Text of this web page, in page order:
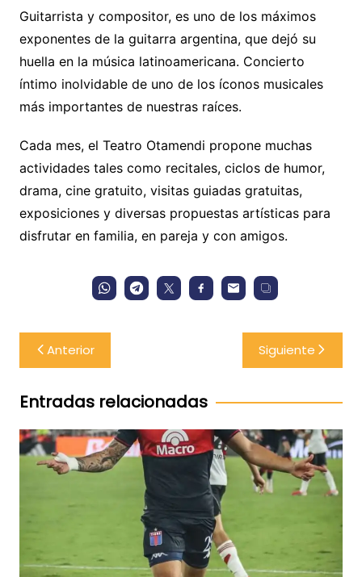
Guitarrista y compositor, es uno de los máximos
exponentes de la guitarra argentina, que dejó su
huella en la música latinoamericana. Concierto
íntimo inolvidable de uno de los íconos musicales
más importantes de nuestras raíces.
Cada mes, el Teatro Otamendi propone muchas
actividades tales como recitales, ciclos de humor,
drama, cine gratuito, visitas guiadas gratuitas,
exposiciones y diversas propuestas artísticas para
disfrutar en familia, en pareja y con amigos.
Navegación
de
entradas
Anterior Siguiente
Entradas relacionadas